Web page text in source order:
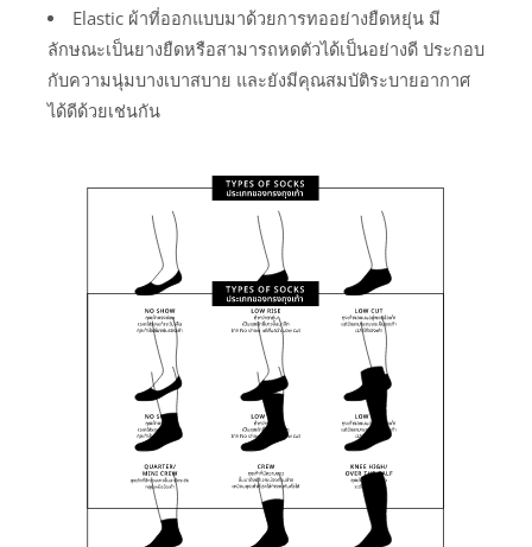
Elastic ผ้าที่ออกแบบมาด้วยการทออย่างยืดหยุ่น มี
ลักษณะเป็นยางยืดหรือสามารถหดตัวได้เป็นอย่างดี ประกอบ
กับความนุ่มบางเบาสบาย และยังมีคุณสมบัติระบายอากาศ
ได้ดีด้วยเช่นกัน